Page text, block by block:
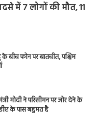
में 7 लोगों की मौत, 11
बीच फोन पर बातचीत, पश्चिम
मोदी ने परिसीमन पर जोर देने के
के पास बहुमत है